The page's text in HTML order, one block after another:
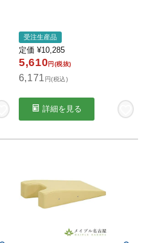
受注生産品
定価 ¥10,285
5,610円(税抜)
6,171 円(税込)
詳細を見る